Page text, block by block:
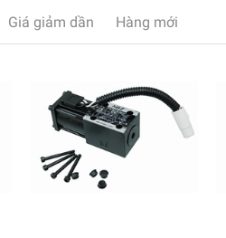
Giá giảm dần Hàng mới